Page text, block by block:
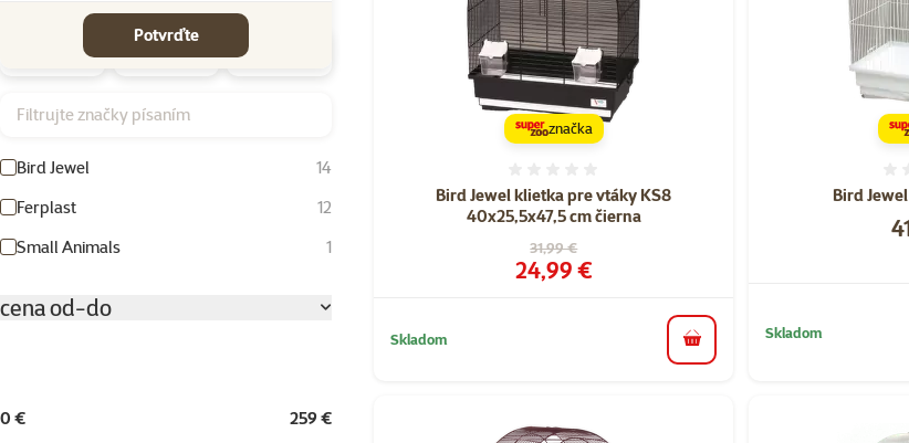
Potvrďte
Filtrujte značky písaním
Bird Jewel
14
Ferplast
12
Small Animals
1
cena od-do
0 € 259 €
Bird Jewel klietka pre vtáky KS8
40x25,5x47,5 cm čierna
Pôvodná cena
31,99 €
Cena
24,99 €
značka
Skladom do košíka
Bird
Skladom